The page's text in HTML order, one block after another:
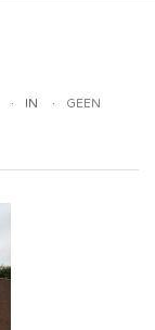
IN
GEEN